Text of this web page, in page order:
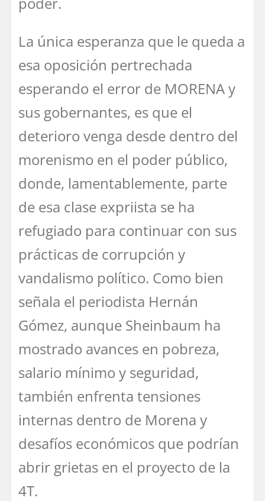
La única esperanza que le queda a
esa oposición pertrechada
esperando el error de MORENA y
sus gobernantes, es que el
deterioro venga desde dentro del
morenismo en el poder público,
donde, lamentablemente, parte
de esa clase expriista se ha
refugiado para continuar con sus
prácticas de corrupción y
vandalismo político. Como bien
señala el periodista Hernán
Gómez, aunque Sheinbaum ha
mostrado avances en pobreza,
salario mínimo y seguridad,
también enfrenta tensiones
internas dentro de Morena y
desafíos económicos que podrían
abrir grietas en el proyecto de la
4T.